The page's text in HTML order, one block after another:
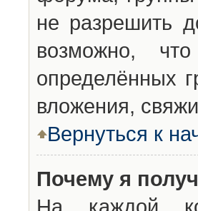
не разрешить
возможно,
определённых
вложения,
Вернуться к
Почему я